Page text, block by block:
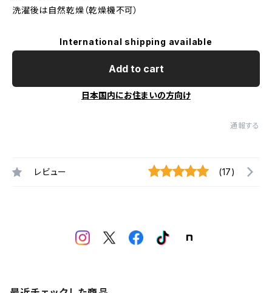
洗濯後は自然乾燥（乾燥機不可）
International shipping available
Add to cart
日本国内にお住まいの方向け
通報する
レビュー (17)